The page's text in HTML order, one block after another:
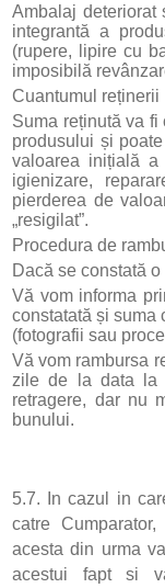
Ambalaj deteriorat
integrantă a
(rupere, lipire cu
imposibilă
Cuantumul reținerii
Suma reținută va
produsului și
valoarea inițială a
igienizare,
pierderea de
„resigilat”.
Procedura de
Dacă se constată
Vă vom informa
constatată și suma
(fotografii sau
Vă vom rambursa
zile de la data la
retragere, dar nu
bunului.
5.7. In cazul in
catre
acesta din urma
acestui fapt si